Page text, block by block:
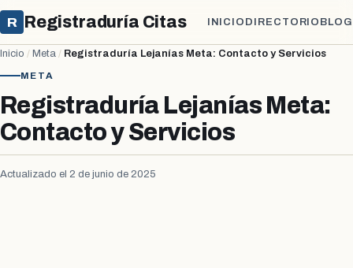
R Registraduría Citas INICIO DIRECTORIO BLOG
Inicio / Meta / Registraduría Lejanías Meta: Contacto y Servicios
META
Registraduría Lejanías Meta:
Contacto y Servicios
Actualizado el 2 de junio de 2025